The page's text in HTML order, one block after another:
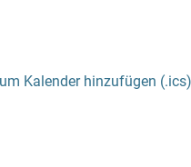
Kalender hinzufügen (.ics)